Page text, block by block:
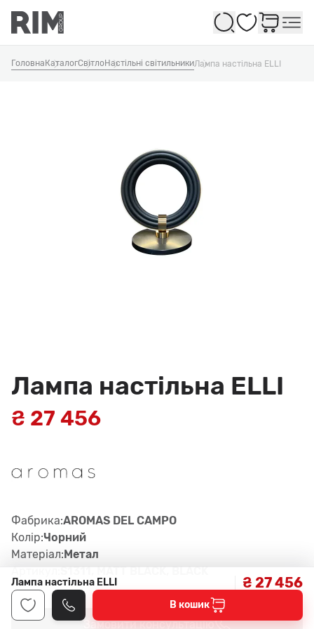
Обране
Головна КаталогСвітлоНастільні світильникиЛампа настільна ELLI
Лампа настільна ELLI
₴ 27 456
Фабрика:AROMAS DEL CAMPO
Колір:Чорний
Матеріал:Метал
Артикул:
S1311, MATT BLACK, BLACK
Замовити консультацію
Лампа настільна ELLI ₴ 27 456
В кошик